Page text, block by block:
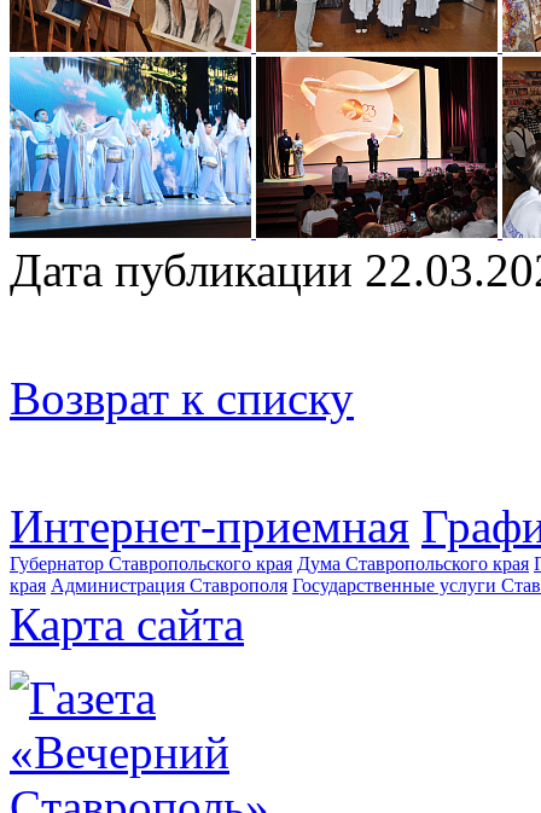
Дата публикации
Возврат к списку
Интернет-приемная
Губернатор Ставропольского края Дума Ставропольского края
края Администрация Ставрополя Государственные услуги
Карта сайта